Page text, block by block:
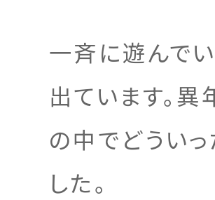
一斉に遊んで
出ています。
の中でどうい
した。